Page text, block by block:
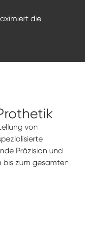
die
von
Präzision und
bis zum gesamten